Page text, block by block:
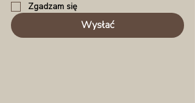
Zgadzam się
Wysłać